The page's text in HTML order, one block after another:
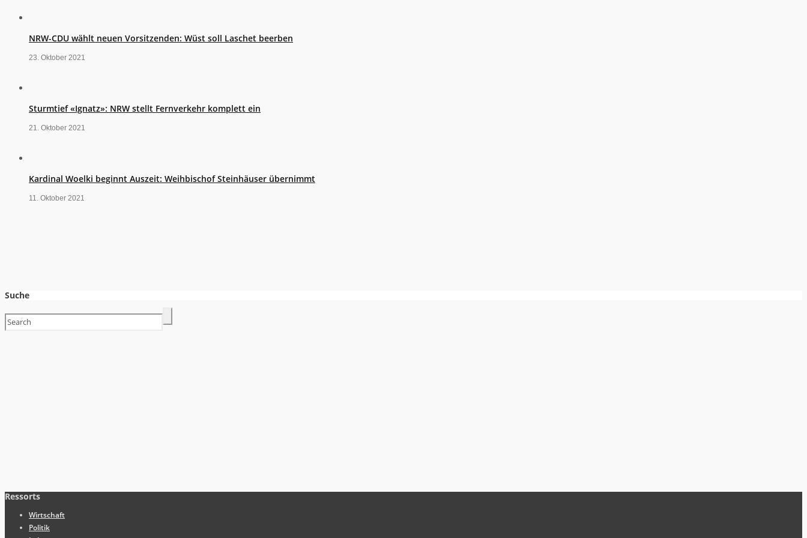
NRW-CDU wählt neuen Vorsitzenden: Wüst soll Laschet beerben
23. Oktober 2021
Sturmtief «Ignatz»: NRW stellt Fernverkehr komplett ein
21. Oktober 2021
Kardinal Woelki beginnt Auszeit: Weihbischof Steinhäuser übernimmt
11. Oktober 2021
Suche
Ressorts
Wirtschaft
Politik